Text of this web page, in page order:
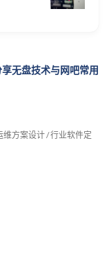
无盘技术与网吧常用
维方案设计 / 行业软件定